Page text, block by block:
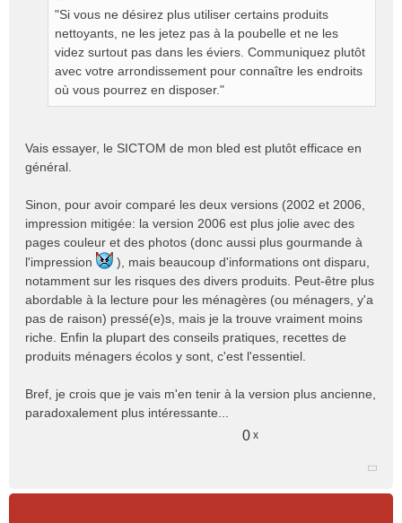
"Si vous ne désirez plus utiliser certains produits
nettoyants, ne les jetez pas à la poubelle et ne les
videz surtout pas dans les éviers. Communiquez plutôt
avec votre arrondissement pour connaître les endroits
où vous pourrez en disposer."
Vais essayer, le SICTOM de mon bled est plutôt efficace en
général.
Sinon, pour avoir comparé les deux versions (2002 et 2006,
impression mitigée: la version 2006 est plus jolie avec des
pages couleur et des photos (donc aussi plus gourmande à
l'impression
), mais beaucoup d'informations ont disparu,
notamment sur les risques des divers produits. Peut-être plus
abordable à la lecture pour les ménagères (ou ménagers, y'a
pas de raison) pressé(e)s, mais je la trouve vraiment moins
riche. Enfin la plupart des conseils pratiques, recettes de
produits ménagers écolos y sont, c'est l'essentiel.
Bref, je crois que je vais m'en tenir à la version plus ancienne,
paradoxalement plus intéressante...
0 x